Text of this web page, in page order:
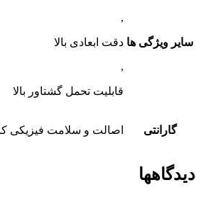
سایر ویژگی ها
,
دقت ابعادی بالا
,
قابلیت تحمل گشتاور بالا
گارانتی اصالت و سلامت فیزیکی
دیدگاهها